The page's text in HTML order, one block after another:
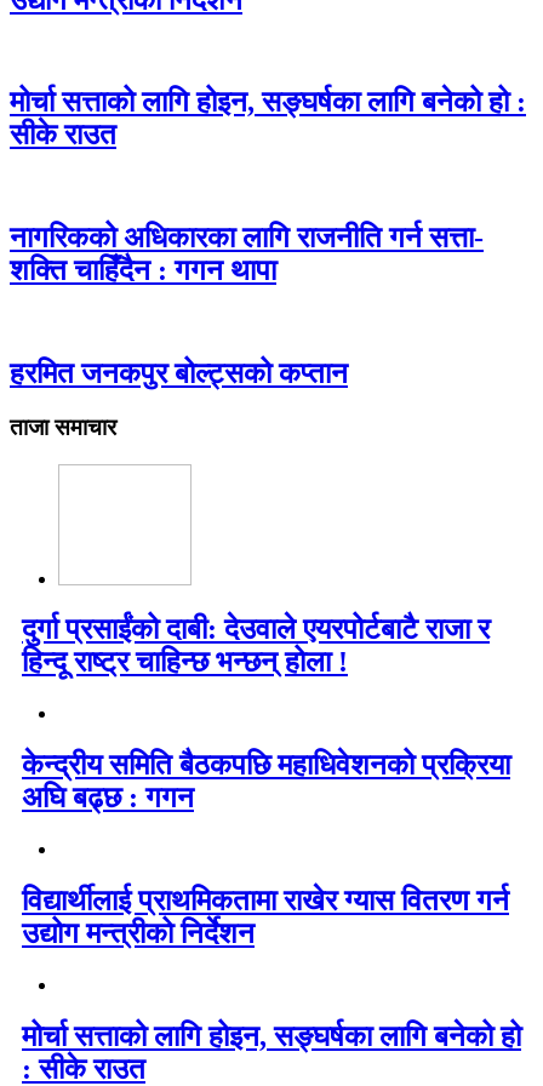
मोर्चा सत्ताको लागि होइन, सङ्घर्षका लागि बनेको हो :
सीके राउत
नागरिकको अधिकारका लागि राजनीति गर्न सत्ता-
शक्ति चाहिँदैन : गगन थापा
हरमित जनकपुर बोल्ट्सको कप्तान
ताजा समाचार
दुर्गा प्रसाईंको दाबी: देउवाले एयरपोर्टबाटै राजा र
हिन्दू राष्ट्र चाहिन्छ भन्छन् होला !
केन्द्रीय समिति बैठकपछि महाधिवेशनको प्रक्रिया
अघि बढ्छ : गगन
विद्यार्थीलाई प्राथमिकतामा राखेर ग्यास वितरण गर्न
उद्योग मन्त्रीको निर्देशन
मोर्चा सत्ताको लागि होइन, सङ्घर्षका लागि बनेको हो
: सीके राउत